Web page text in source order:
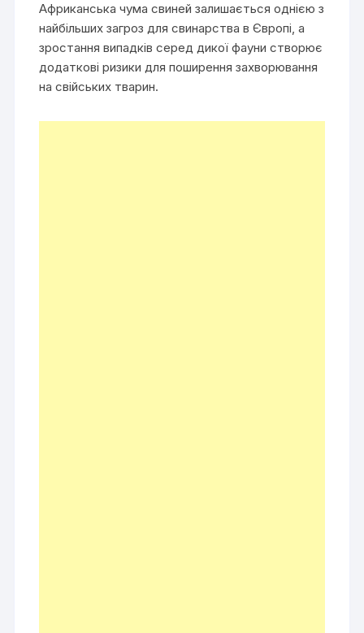
Африканська чума свиней залишається однією з
найбільших загроз для свинарства в Європі, а
зростання випадків серед дикої фауни створює
додаткові ризики для поширення захворювання
на свійських тварин.